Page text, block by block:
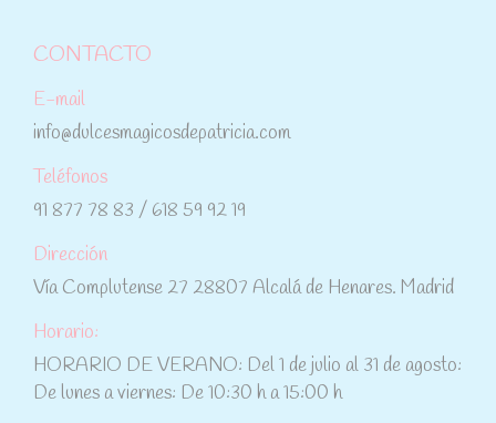
CONTACTO
E-mail
info@dulcesmagicosdepatricia.com
Teléfonos
91 877 78 83 / 618 59 92 19
Dirección
Vía Complutense 27 28807 Alcalá de Henares. Madrid
Horario:
HORARIO DE VERANO: Del 1 de julio al 31 de agosto:
De lunes a viernes: De 10:30 h a 15:00 h